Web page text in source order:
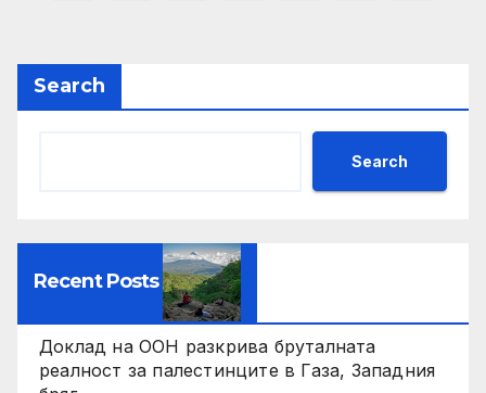
Search
Search
Recent Posts
Доклад на ООН разкрива бруталната
реалност за палестинците в Газа, Западния